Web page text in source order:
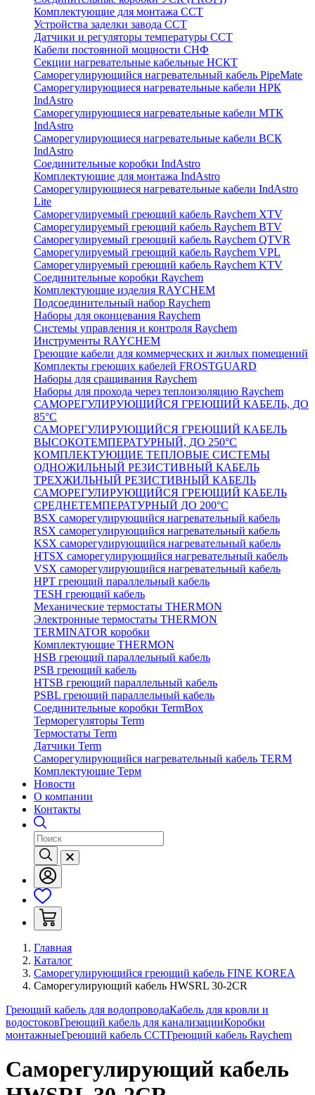
Комплектующие для монтажа ССТ
Устройства заделки завода ССТ
Датчики и регуляторы температуры ССТ
Кабели постоянной мощности СНФ
Секции нагревательные кабельные НСКТ
Саморегулирующийся нагревательный кабель PipeMate
Саморегулирующиеся нагревательные кабели НРК
IndAstro
Саморегулирующиеся нагревательные кабели МТК
IndAstro
Саморегулирующиеся нагревательные кабели ВСК
IndAstro
Соединительные коробки IndAstro
Комплектующие для монтажа IndAstro
Саморегулирующиеся нагревательные кабели IndAstro
Lite
Саморегулируемый греющий кабель Raychem XTV
Саморегулируемый греющий кабель Raychem BTV
Саморегулируемый греющий кабель Raychem QTVR
Саморегулируемый греющий кабель Raychem VPL
Саморегулируемый греющий кабель Raychem KTV
Соединительные коробки Raychem
Комплектующие изделия RAYCHEM
Подсоединительный набор Raychem
Наборы для оконцевания Raychem
Системы управления и контроля Raychem
Инструменты RAYCHEM
Греющие кабели для коммерческих и жилых помещений
Комплекты греющих кабелей FROSTGUARD
Наборы для сращивания Raychem
Наборы для прохода через теплоизоляцию Raychem
САМОРЕГУЛИРУЮЩИЙСЯ ГРЕЮЩИЙ КАБЕЛЬ, ДО
85°С
САМОРЕГУЛИРУЮЩИЙСЯ ГРЕЮЩИЙ КАБЕЛЬ
ВЫСОКОТЕМПЕРАТУРНЫЙ, ДО 250°С
КОМПЛЕКТУЮЩИЕ ТЕПЛОВЫЕ СИСТЕМЫ
ОДНОЖИЛЬНЫЙ РЕЗИСТИВНЫЙ КАБЕЛЬ
ТРЕХЖИЛЬНЫЙ РЕЗИСТИВНЫЙ КАБЕЛЬ
САМОРЕГУЛИРУЮЩИЙСЯ ГРЕЮЩИЙ КАБЕЛЬ
СРЕДНЕТЕМПЕРАТУРНЫЙ ДО 200°С
BSX саморегулирующийся нагревательный кабель
RSX саморегулирующийся нагревательный кабель
KSX саморегулирующийся нагревательный кабель
HTSX саморегулирующийся нагревательный кабель
VSX саморегулирующийся нагревательный кабель
НРТ греющий параллельный кабель
TESH греющий кабель
Механические термостаты THERMON
Электронные термостаты THERMON
TERMINATOR коробки
Комплектующие THERMON
HSB греющий параллельный кабель
PSB греющий кабель
HTSB греющий параллельный кабель
PSBL греющий параллельный кабель
Соединительные коробки TermBox
Терморегуляторы Term
Термостаты Term
Датчики Term
Саморегулирующийся нагревательный кабель TERM
Комплектующие Терм
Новости
О компании
Контакты
Главная
Каталог
Саморегулирующийся греющий кабель FINE KOREA
Саморегулирующий кабель HWSRL 30-2CR
Греющий кабель для водопроводаКабель для кровли и
водостоковГреющий кабель для канализацииКоробки
монтажныеГреющий кабель ССТГреющий кабель Raychem
Саморегулирующий кабель